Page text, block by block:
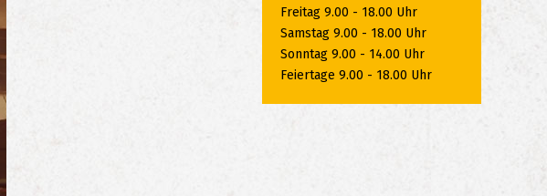
Freitag 9.00 - 18.00 Uhr
Samstag 9.00 - 18.00 Uhr
Sonntag 9.00 - 14.00 Uhr
Feiertage 9.00 - 18.00 Uhr